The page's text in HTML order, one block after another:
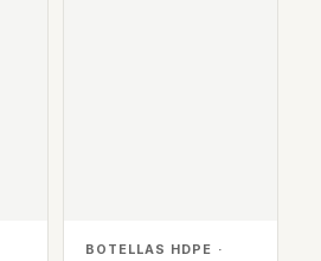
BOTELLAS HDPE ·